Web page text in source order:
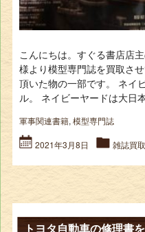
こんにちは。すぐる書店店
様より模型専門誌を買取さ
頂いた物の一部です。 ネイ
ル。 ネイビーヤードは大日
軍事関連書籍, 模型専門誌
2021年3月8日 雑誌買取
トヨタ自動車の修理